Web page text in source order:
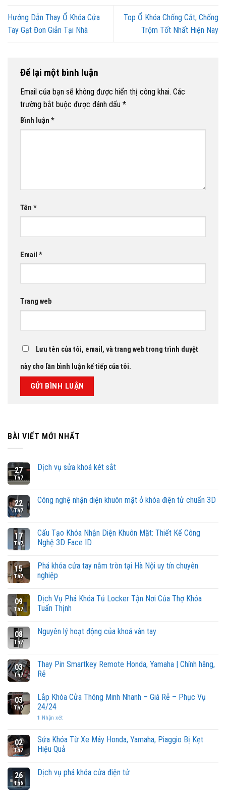
Hướng Dẫn Thay Ổ Khóa Cửa
Tay Gạt Đơn Giản Tại Nhà
Top Ổ Khóa Chống Cắt, Chống
Trộm Tốt Nhất Hiện Nay
Để lại một bình luận
Email của bạn sẽ không được hiển thị công khai. Các
trường bắt buộc được đánh dấu *
Bình luận *
Tên *
Email *
Trang web
Lưu tên của tôi, email, và trang web trong trình duyệt
này cho lần bình luận kế tiếp của tôi.
BÀI VIẾT MỚI NHẤT
27
Th7
Dịch vụ sửa khoá két sắt
22
Th7
Công nghệ nhận diện khuôn mặt ở khóa điện tử chuẩn 3D
17
Th7
Cấu Tạo Khóa Nhận Diện Khuôn Mặt: Thiết Kế Công
Nghệ 3D Face ID
15
Th7
Phá khóa cửa tay nắm tròn tại Hà Nội uy tín chuyên
nghiệp
09
Th7
Dịch Vụ Phá Khóa Tủ Locker Tận Nơi Của Thợ Khóa
Tuấn Thịnh
08
Th7
Nguyên lý hoạt động của khoá vân tay
03
Th7
Thay Pin Smartkey Remote Honda, Yamaha | Chính hãng,
Rẻ
03
Th7
Lắp Khóa Cửa Thông Minh Nhanh – Giá Rẻ – Phục Vụ
24/24
1 Nhận xét
02
Th7
Sửa Khóa Từ Xe Máy Honda, Yamaha, Piaggio Bị Kẹt
Hiệu Quả
26
Th6
Dịch vụ phá khóa cửa điện tử